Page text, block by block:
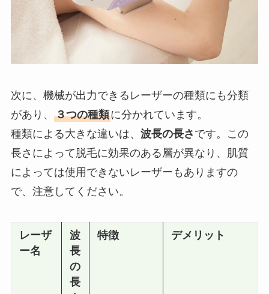
次に、機械が出力できるレーザーの種類にも分類
があり、 ３つの種類に分かれています。
種類による大きな違いは、 波長の長さ です。この
長さによって脱毛に効果のある層が異なり、肌質
によっては使用できないレーザーもありますの
で、注意してください。
レーザ
ー名
波
長
の
長
特徴 デメリット